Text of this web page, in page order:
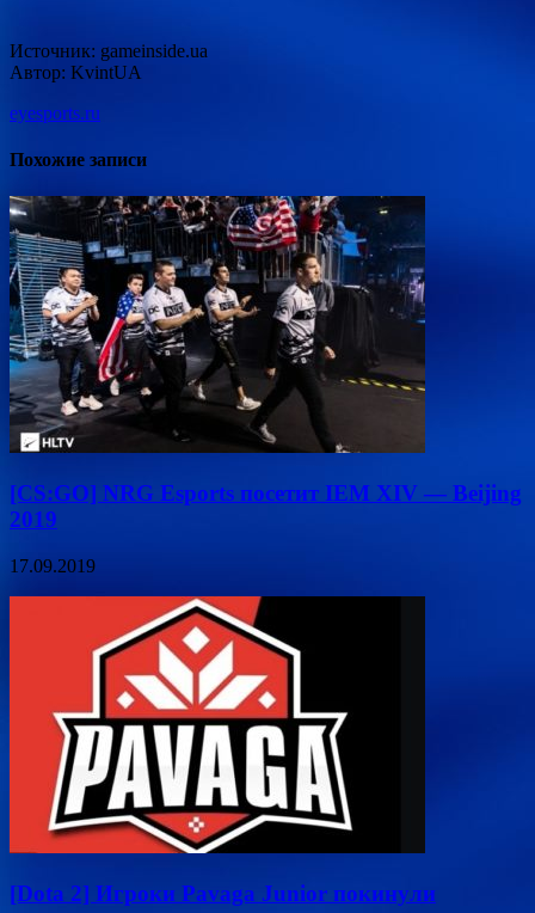
Источник: gameinside.ua
Автор: KvintUA
eyesports.ru
Похожие записи
[CS:GO] NRG Esports посетит IEM XIV — Beijing
2019
17.09.2019
[Dota 2] Игроки Pavaga Junior покинули